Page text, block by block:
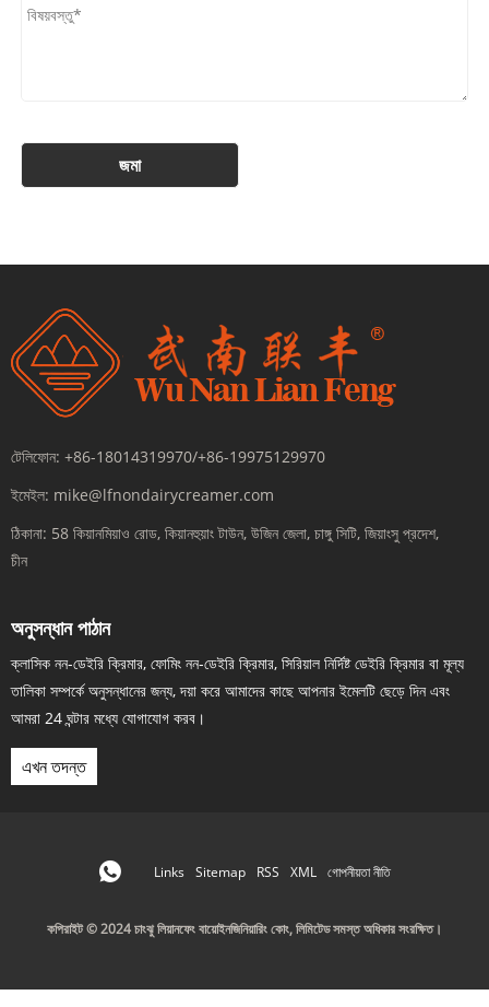
টেলিফোন: +86-18014319970/+86-19975129970
ইমেইল: mike@lfnondairycreamer.com
ঠিকানা: 58 কিয়ানমিয়াও রোড, কিয়ানহুয়াং টাউন, উজিন জেলা, চাঙ্গু সিটি, জিয়াংসু প্রদেশ,
চীন
অনুসন্ধান পাঠান
ক্লাসিক নন-ডেইরি ক্রিমার, ফোমিং নন-ডেইরি ক্রিমার, সিরিয়াল নির্দিষ্ট ডেইরি ক্রিমার বা মূল্য
তালিকা সম্পর্কে অনুসন্ধানের জন্য, দয়া করে আমাদের কাছে আপনার ইমেলটি ছেড়ে দিন এবং
আমরা 24 ঘন্টার মধ্যে যোগাযোগ করব।
এখন তদন্ত
Links Sitemap RSS XML গোপনীয়তা নীতি
কপিরাইট © 2024 চাংঝু লিয়ানফেং বায়োইনজিনিয়ারিং কোং, লিমিটেড সমস্ত অধিকার সংরক্ষিত।